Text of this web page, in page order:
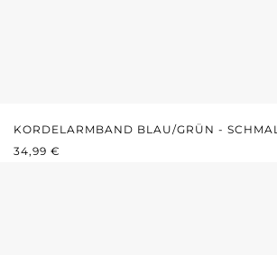
KORDELARMBAND BLAU/GRÜN - SCHMAL
REGULÄRER PREIS:
34,99 €